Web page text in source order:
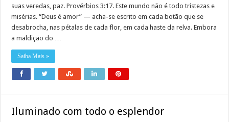
suas veredas, paz. Provérbios 3:17. Este mundo não é todo tristezas e
misérias. “Deus é amor” — acha-se escrito em cada botão que se
desabrocha, nas pétalas de cada flor, em cada haste da relva. Embora
a maldição do …
Saiba Mais »
Iluminado com todo o esplendor